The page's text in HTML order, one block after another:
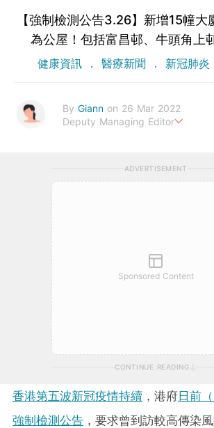
【強制檢測公告3.26】新增15幢
為公屋！包括富昌邨、牛頭角上
健康資訊 醫療新聞 新冠肺炎
By Giann on 26 Mar 2022
Deputy Managing Editor
ADVERTISEMENT
Sponsored Content
CONTINUE READING
香港第五波新冠疫情持續 ，港府日前
強制檢測公告 ，要求曾到訪較高傳染